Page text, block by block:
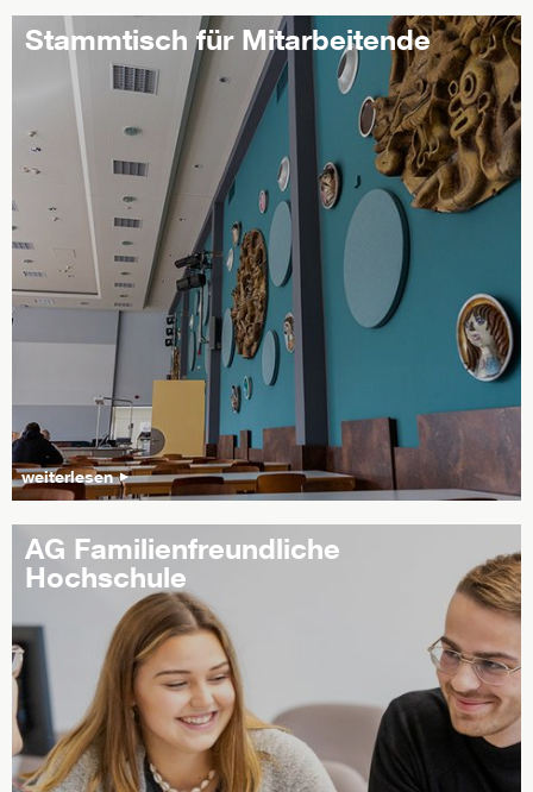
Stammtisch für Mitarbeitende
weiterlesen
AG Familienfreundliche
Hochschule